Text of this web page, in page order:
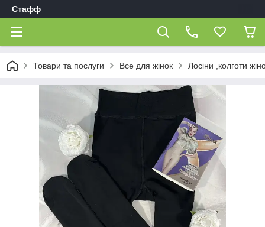
Стафф
Товари та послуги Все для жінок Лосіни ,колготи